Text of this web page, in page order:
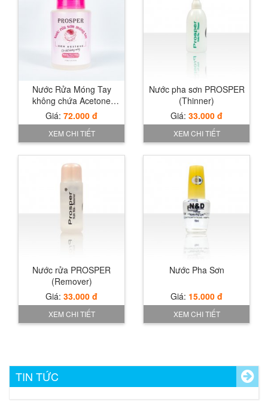
Nước Rửa Móng Tay
không chứa Acetone
175ml
Giá: 72.000 đ
XEM CHI TIẾT
Xem chi tiết
Nước pha sơn PROSPER
(Thinner)
Giá: 33.000 đ
XEM CHI TIẾT
Nước rửa PROSPER
(Remover)
Giá: 33.000 đ
XEM CHI TIẾT
Xem chi tiết
Nước Pha Sơn
Giá: 15.000 đ
XEM CHI TIẾT
TIN TỨC
Chăm sóc móng PROSPER 18ml (Nail
Nước pha sơn PROSPER (Thinner)
Giá: 33.000 đ
Nước Bóng mau khô cực nhanh
N&D(Quick Dry Top Coat)
Sơn Mờ,Nhám,Lì(Matte Top Coat)
Giá:
Chăm sóc móng PROSPER 18ml (Nail